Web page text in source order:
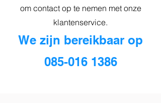
om contact op te nemen met onze
klantenservice.
We zijn bereikbaar op
085-016 1386